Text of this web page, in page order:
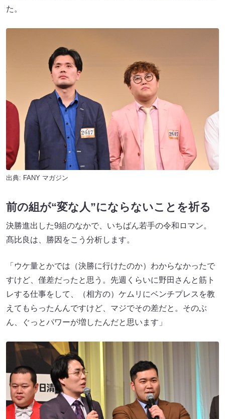
た。
出典: FANY マガジン
前の組が“変な人”にならないことを祈る
決勝進出した9組のなかで、いちばん若手の令和ロマン。
髙比良は、勝因をこう分析します。
「ウケ量とかでは（決勝に行けたのか）わからなかったで
すけど、僅差だったと思う。先週くらいに野田さんと筋ト
レする仕事をして、（相方の）ケムリにベンチプレスを教
えてもらったんんですけど、マジでその差だと。そのぶ
ん、ぐっとパワーが増したんだと思います」